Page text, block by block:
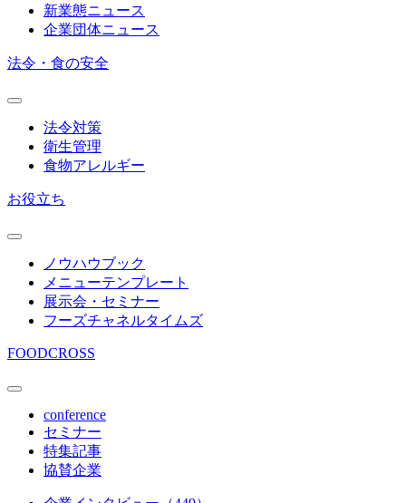
新業態ニュース
企業団体ニュース
法令・食の安全
法令対策
衛生管理
食物アレルギー
お役立ち
ノウハウブック
メニューテンプレート
展示会・セミナー
フーズチャネルタイムズ
FOODCROSS
conference
セミナー
特集記事
協賛企業